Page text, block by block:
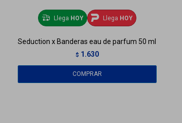
Llega HOY Llega HOY
Seduction x Banderas eau de parfum 50 ml
$ 1.630